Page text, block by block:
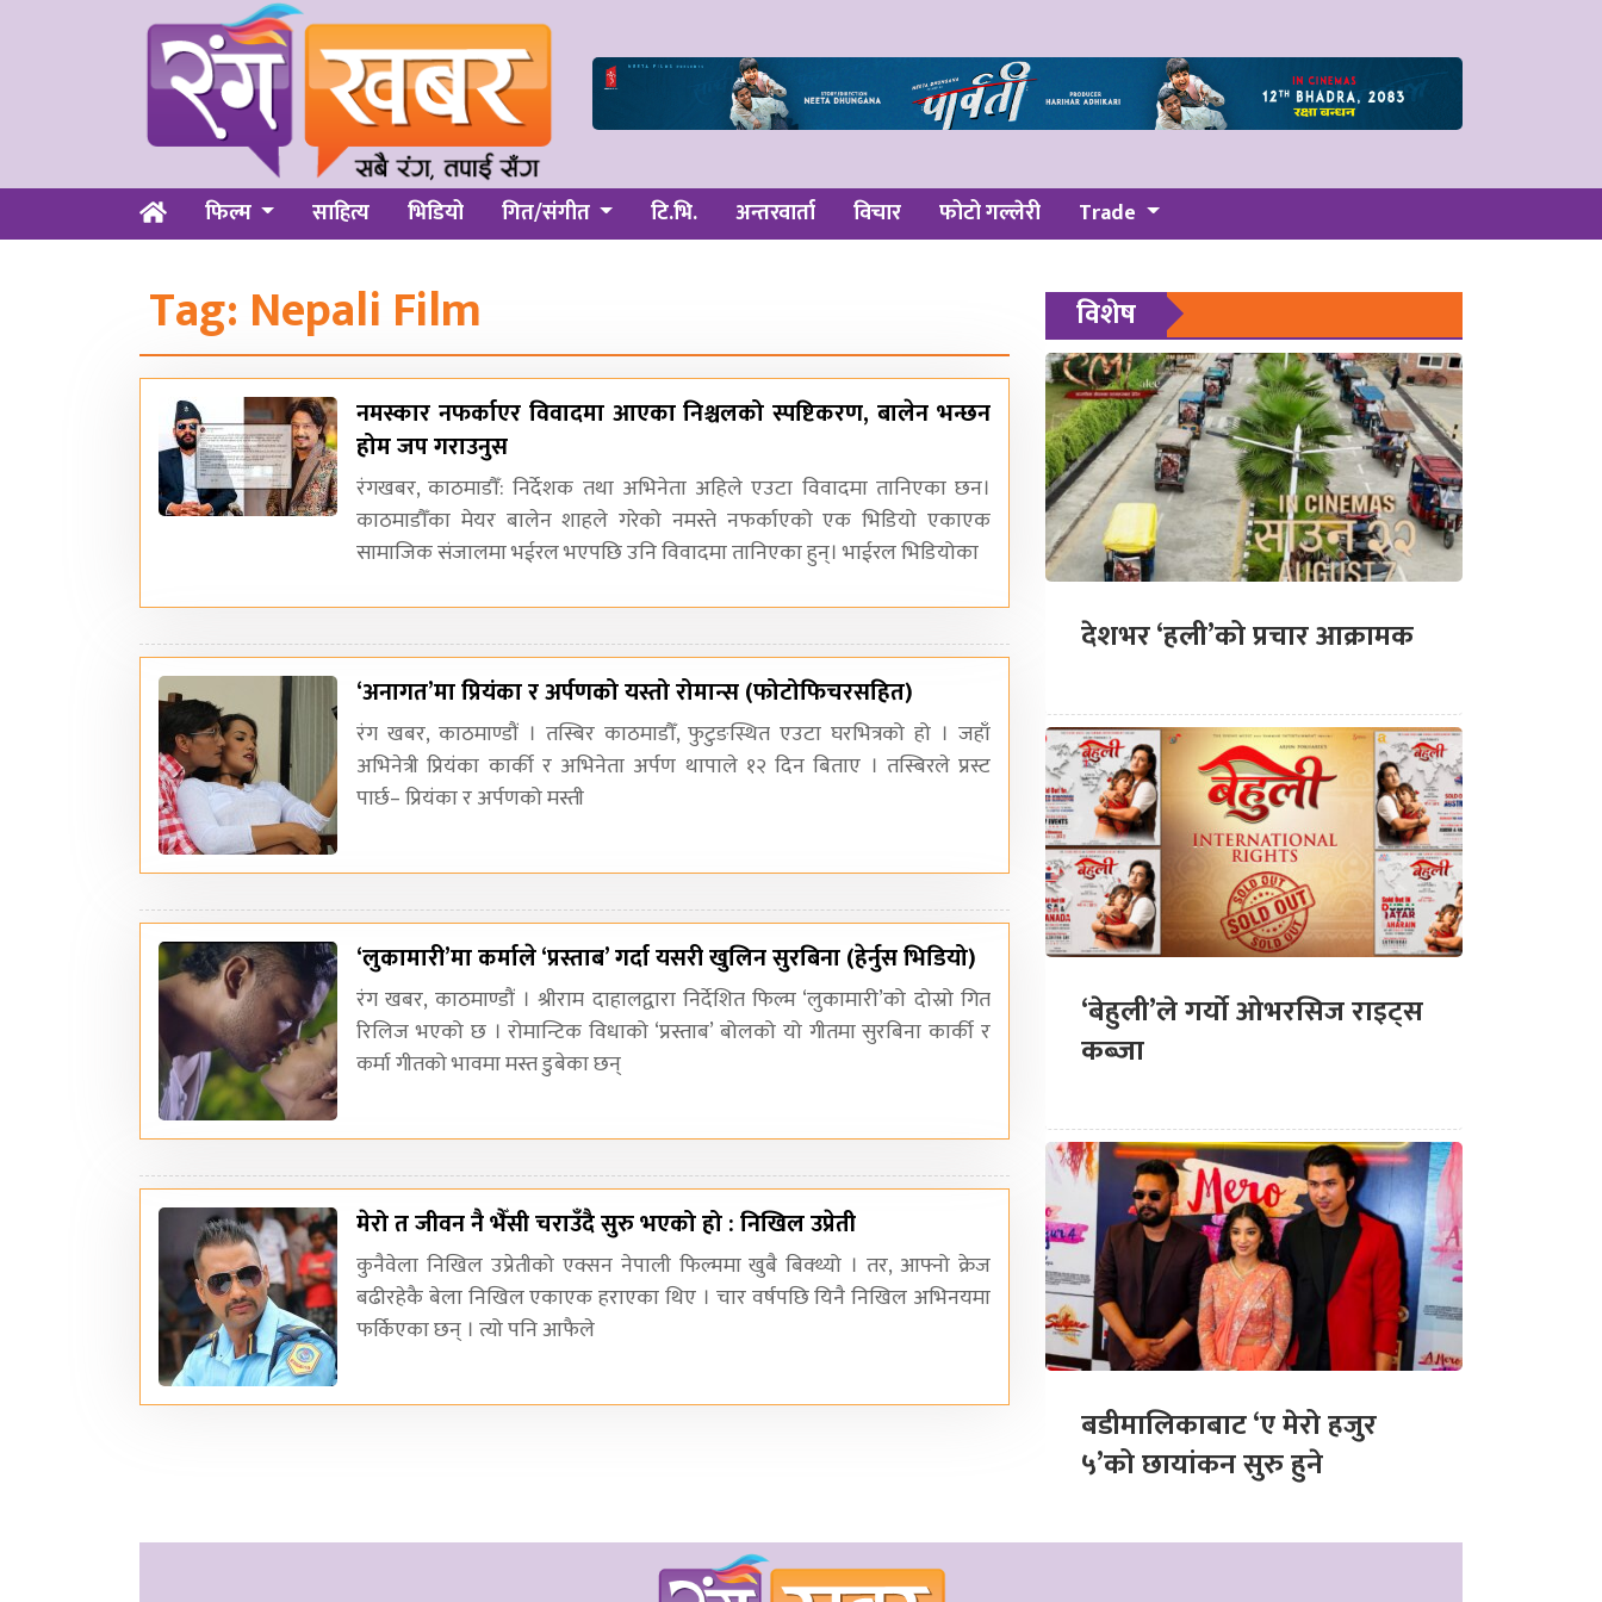
फिल्म साहित्य भिडियो गित/संगीत टि.भि. अन्तरवार्ता विचार फोटो गल्लेरी Trade
Tag: Nepali Film
नमस्कार नफर्काएर विवादमा आएका निश्चलको स्पष्टिकरण, बालेन भन्छन
होम जप गराउनुस
रंगखबर, काठमाडौँ: निर्देशक तथा अभिनेता अहिले एउटा विवादमा तानिएका छन।
काठमाडौँका मेयर बालेन शाहले गरेको नमस्ते नफर्काएको एक भिडियो एकाएक
सामाजिक संजालमा भईरल भएपछि उनि विवादमा तानिएका हुन्। भाईरल भिडियोका
‘अनागत’मा प्रियंका र अर्पणको यस्तो रोमान्स (फोटोफिचरसहित)
रंग खबर, काठमाण्डौं । तस्बिर काठमाडौँ, फुटुङस्थित एउटा घरभित्रको हो । जहाँ
अभिनेत्री प्रियंका कार्की र अभिनेता अर्पण थापाले १२ दिन बिताए । तस्बिरले प्रस्ट
पार्छ– प्रियंका र अर्पणको मस्ती
‘लुकामारी’मा कर्माले ‘प्रस्ताब’ गर्दा यसरी खुलिन सुरबिना (हेर्नुस भिडियो)
रंग खबर, काठमाण्डौं । श्रीराम दाहालद्वारा निर्देशित फिल्म ‘लुकामारी’को दोस्रो गित
रिलिज भएको छ । रोमान्टिक विधाको ‘प्रस्ताब’ बोलको यो गीतमा सुरबिना कार्की र
कर्मा गीतको भावमा मस्त डुबेका छन्
मेरो त जीवन नै भैँसी चराउँदै सुरु भएको हो : निखिल उप्रेती
कुनैवेला निखिल उप्रेतीको एक्सन नेपाली फिल्ममा खुबै बिक्थ्यो । तर, आफ्नो क्रेज
बढीरहेकै बेला निखिल एकाएक हराएका थिए । चार वर्षपछि यिनै निखिल अभिनयमा
फर्किएका छन् । त्यो पनि आफैले
विशेष
देशभर ‘हली’को प्रचार आक्रामक
‘बेहुली’ले गर्यो ओभरसिज राइट्स
कब्जा
बडीमालिकाबाट ‘ए मेरो हजुर
५’को छायांकन सुरु हुने